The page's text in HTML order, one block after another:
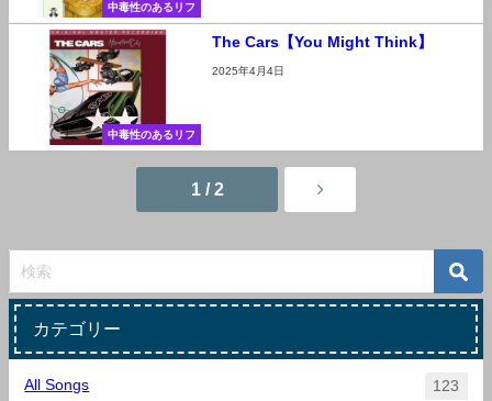
中毒性のあるリフ
中毒性のあるリフ
The Cars【You Might Think】
2025年4月4日
1 / 2
カテゴリー
All Songs 123